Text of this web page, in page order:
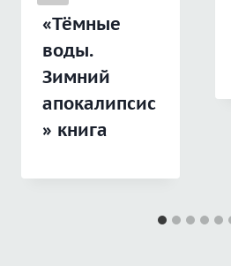
«Тёмные
воды.
Зимний
апокалипсис
» книга